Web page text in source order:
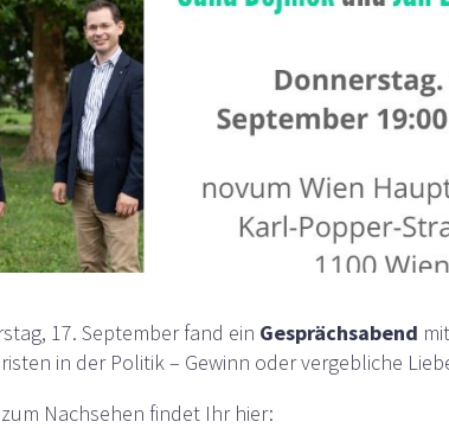
17. September fand ein Gesprächsabend
in der Politik – Gewinn oder vergebliche
zum Nachsehen findet Ihr hier: